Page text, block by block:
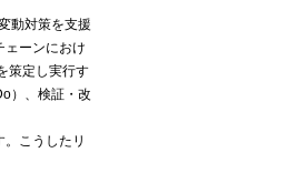
動対策を支援
ェーンにおけ
策定し実行す
）、検証・改
こうしたリ